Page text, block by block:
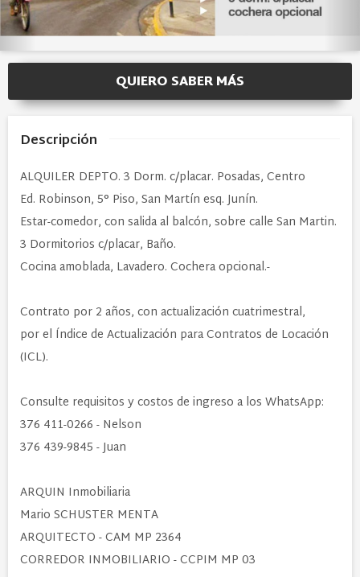
QUIERO SABER MÁS
Descripción
ALQUILER DEPTO. 3 Dorm. c/placar. Posadas, Centro
Ed. Robinson, 5° Piso, San Martín esq. Junín.
Estar-comedor, con salida al balcón, sobre calle San Martin.
3 Dormitorios c/placar, Baño.
Cocina amoblada, Lavadero. Cochera opcional.-
Contrato por 2 años, con actualización cuatrimestral,
por el Índice de Actualización para Contratos de Locación
(ICL).
Consulte requisitos y costos de ingreso a los WhatsApp:
376 411-0266 - Nelson
376 439-9845 - Juan
ARQUIN Inmobiliaria
Mario SCHUSTER MENTA
ARQUITECTO - CAM MP 2364
CORREDOR INMOBILIARIO - CCPIM MP 03